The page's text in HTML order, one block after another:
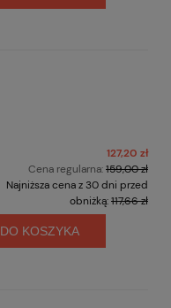
127,20 zł
Cena regularna:159,00 zł
Najniższa cena z 30 dni przed
obniżką:117,66 zł
DO KOSZYKA